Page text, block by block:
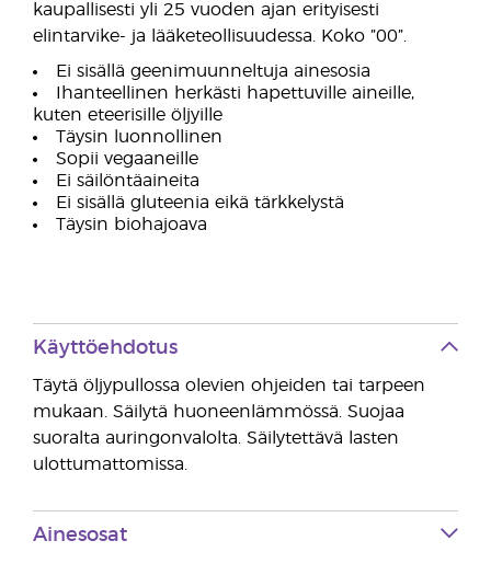
kaupallisesti yli 25 vuoden ajan erityisesti
elintarvike- ja lääketeollisuudessa. Koko ”00”.
Ei sisällä geenimuunneltuja ainesosia
Ihanteellinen herkästi hapettuville aineille,
kuten eteerisille öljyille
Täysin luonnollinen
Sopii vegaaneille
Ei säilöntäaineita
Ei sisällä gluteenia eikä tärkkelystä
Täysin biohajoava
Käyttöehdotus
Täytä öljypullossa olevien ohjeiden tai tarpeen
mukaan. Säilytä huoneenlämmössä. Suojaa
suoralta auringonvalolta. Säilytettävä lasten
ulottumattomissa.
Ainesosat